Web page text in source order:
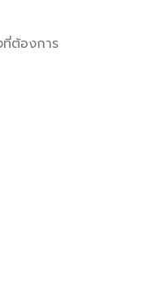
ที่ต้องการ